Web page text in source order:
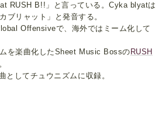
RUSH B!!」と言っている。Cyka blyatは
ブリャット」と発音する。
Offensiveで、海外ではミーム化して
を楽曲化したSheet Music Bossの RUSH
としてチュウニズムに収録。